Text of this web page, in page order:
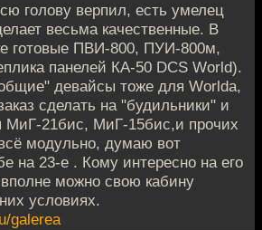
голову верпил, есть умелец
весьма качественные. В
готовые ПВИ-800, ПУИ-800м,
панелей КА-50 DCS World).
девайсы тоже для Worldа,
сделать на "будильники" и
МиГ-21бис, МиГ-15бис,и прочих
модульно, думаю вот
на 23-е . Кому интересно на его
можно свою кабину
условиях.
galerea